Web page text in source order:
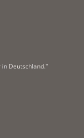
Deutschland."